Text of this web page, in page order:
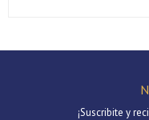
¡Suscribite y